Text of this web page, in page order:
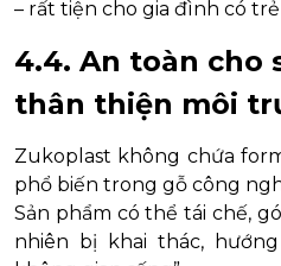
– rất tiện cho gia đình có
4.4. An toàn cho
thân thiện môi
Zukoplast không chứa
phổ biến trong gỗ công
Sản phẩm có thể tái chế,
nhiên bị khai thác,